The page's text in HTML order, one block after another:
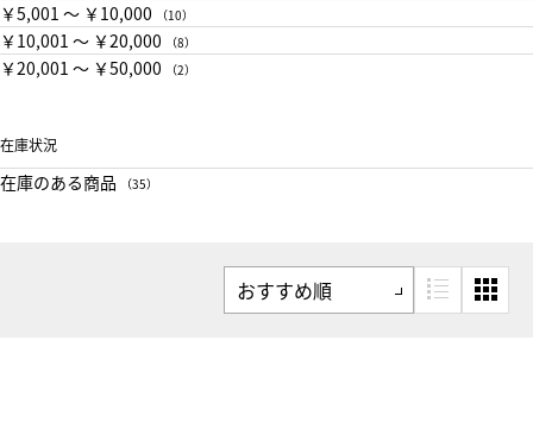
￥5,001 〜 ￥10,000 （10）
￥10,001 〜 ￥20,000 （8）
￥20,001 〜 ￥50,000 （2）
在庫状況
在庫のある商品 （35）